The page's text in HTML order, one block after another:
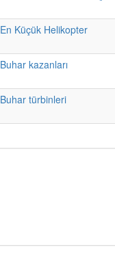
En Küçük Helikopter
Buhar kazanları
Buhar türbinleri